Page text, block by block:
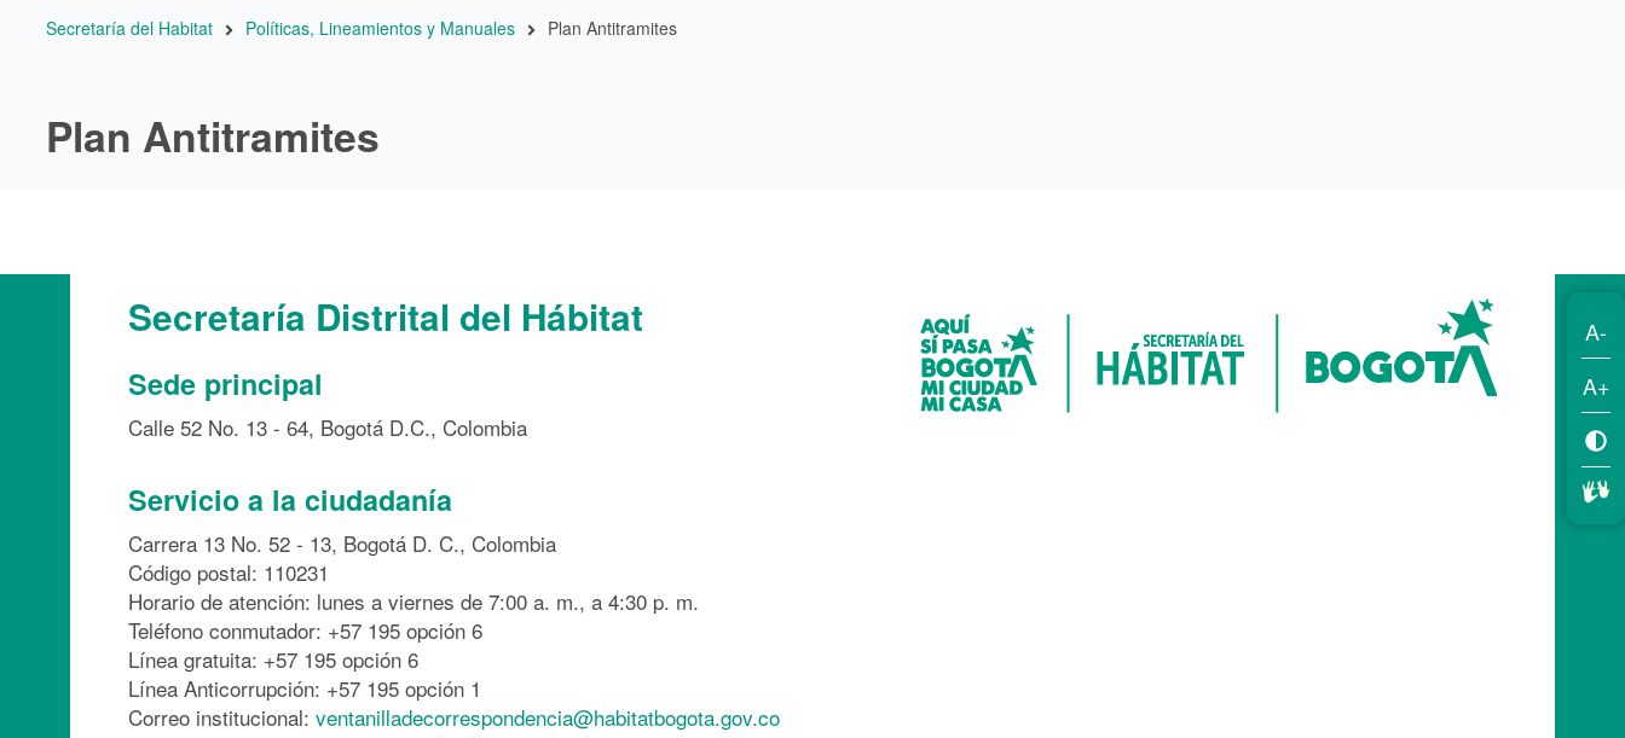
Ruta
navegación
Secretaría del Habitat Políticas, Lineamientos y Manuales Plan Antitramites
Plan Antitramites
Secretaría Distrital del Hábitat
Sede principal
Calle 52 No. 13 - 64, Bogotá D.C., Colombia
Servicio a la ciudadanía
Carrera 13 No. 52 - 13, Bogotá D. C., Colombia
Código postal: 110231
Horario de atención: lunes a viernes de 7:00 a. m., a 4:30 p. m.
Teléfono conmutador: +57 195 opción 6
Línea gratuita: +57 195 opción 6
Línea Anticorrupción: +57 195 opción 1
Correo institucional:ventanilladecorrespondencia@habitatbogota.gov.co
A-
A+